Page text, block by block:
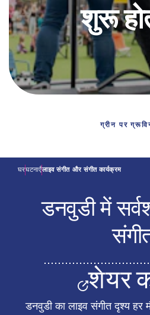
शुरू
ग्रीन पर
घरघटनाएँलाइव संगीत और संगीत कार्यक्रम
डनवुडी में
शेयर
डनवुडी का लाइव संगीत दृश्य हर